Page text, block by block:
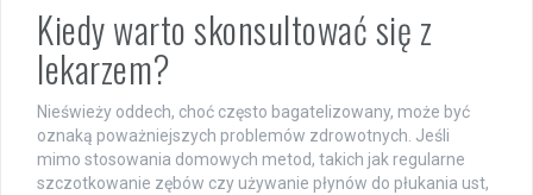
Kiedy warto skonsultować się z
lekarzem?
Nieświeży oddech, choć często bagatelizowany, może być
oznaką poważniejszych problemów zdrowotnych. Jeśli
mimo stosowania domowych metod, takich jak regularne
szczotkowanie zębów czy używanie płynów do płukania ust,